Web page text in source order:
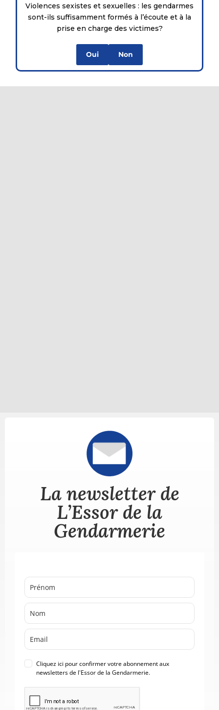
Violences sexistes et sexuelles : les gendarmes
sont-ils suffisamment formés à l’écoute et à la
prise en charge des victimes?
Oui Non
La newsletter de
L’Essor de la
Gendarmerie
Cliquez ici pour confirmer votre abonnement aux
newsletters de l'Essor de la Gendarmerie.